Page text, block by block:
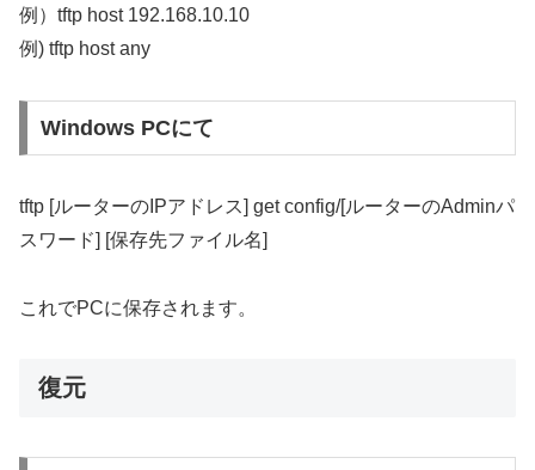
例）tftp host 192.168.10.10
例) tftp host any
Windows PCにて
tftp [ルーターのIPアドレス] get config/[ルーターのAdminパ
スワード] [保存先ファイル名]
これでPCに保存されます。
復元